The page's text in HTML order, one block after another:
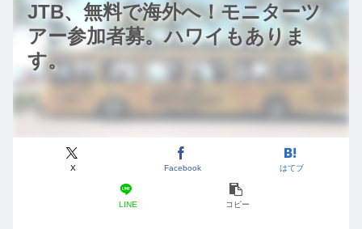
JTB、無料で海外へ！モニターツ
アー参加者募。ハワイもありま
す。
X Facebook はてブ
LINE コピー